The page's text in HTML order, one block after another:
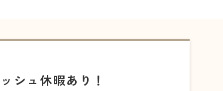
シュ休暇あり！